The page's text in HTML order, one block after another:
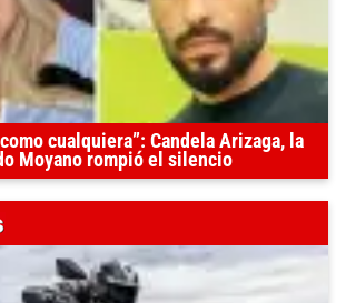
cualquiera”: Candela Arizaga, la
Moyano rompió el silencio